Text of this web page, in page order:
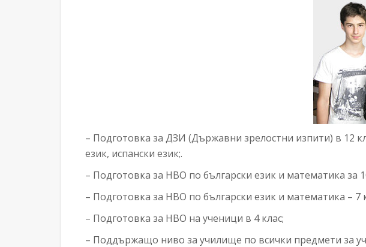
– Подготовка за ДЗИ (Държавни зрелостни изпити) в 12
език, испански език;.
– Подготовка за НВО по български език и математика за
– Подготовка за НВО по български език и математика – 7
– Подготовка за НВО на ученици в 4 клас;
– Поддържащо ниво за училище по всички предмети за